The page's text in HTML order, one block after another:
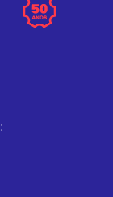
: